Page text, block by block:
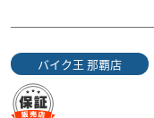
バイク王 那覇店